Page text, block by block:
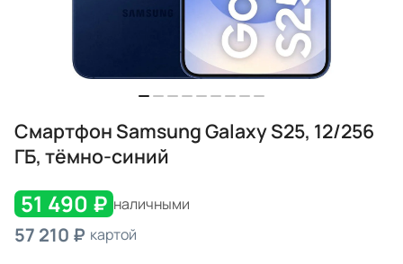
Смартфон Samsung Galaxy S25, 12/256
ГБ, тёмно-синий
51 490 ₽ наличными
57 210 ₽ картой